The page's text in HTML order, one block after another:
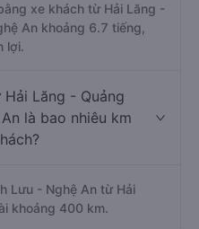
xe khách từ Hải Lăng -
An khoảng 6.7 tiếng,
lợi.
Lăng - Quảng
là bao nhiêu km
Lưu - Nghệ An từ Hải
khoảng 400 km.